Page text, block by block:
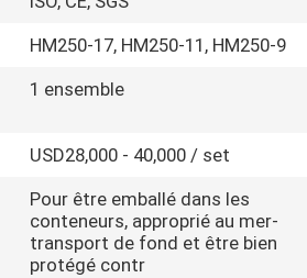
HM250-17, HM250-11, HM250-9
1 ensemble
USD28,000 - 40,000 / set
Pour être emballé dans les
conteneurs, approprié au mer-
transport de fond et être bien
protégé contr